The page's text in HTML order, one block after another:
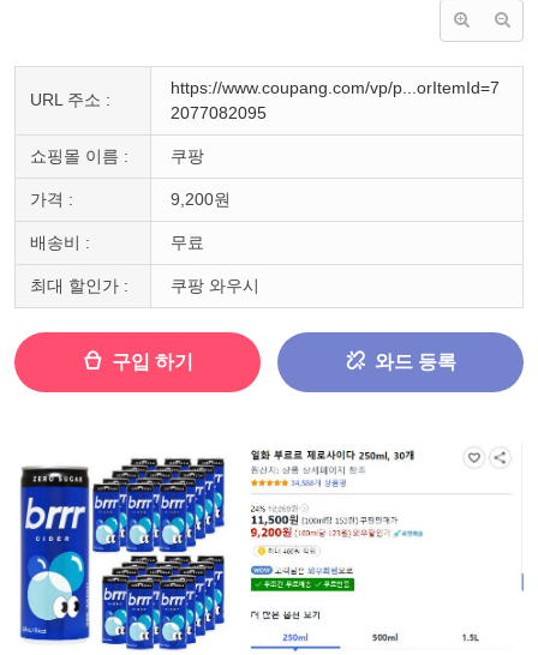
URL 주소 :
https://www.coupang.com/vp/p...orItemId=7
2077082095
쇼핑몰 이름 : 쿠팡
가격 : 9,200원
배송비 : 무료
최대 할인가 : 쿠팡 와우시
구입 하기 와드 등록